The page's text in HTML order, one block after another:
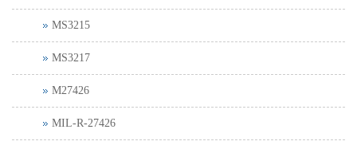
MS3215
MS3217
M27426
MIL-R-27426